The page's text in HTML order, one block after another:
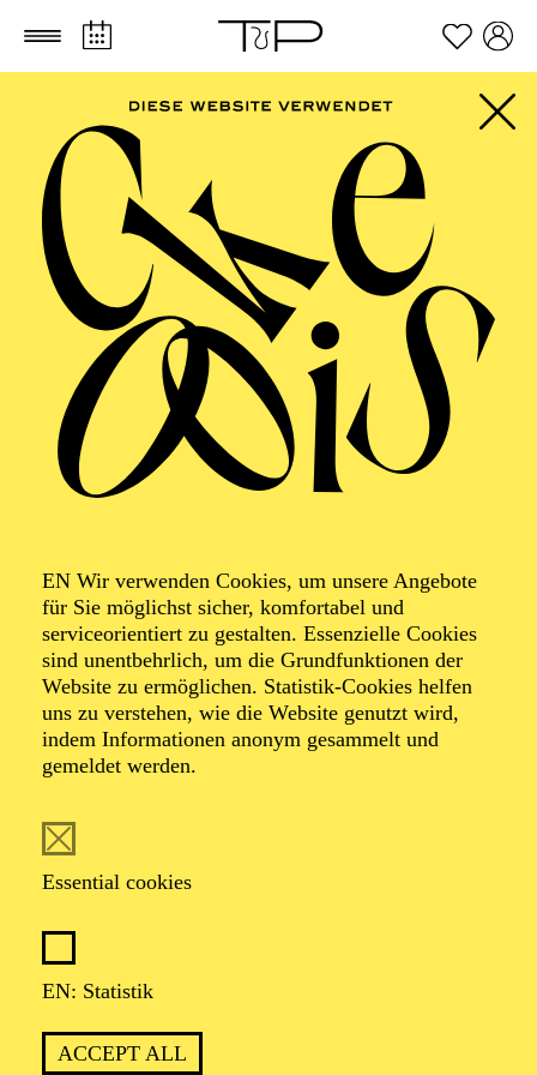
Zum Hauptinhalt springen Zum Footer springen
EN Wir verwenden Cookies, um unsere Angebote
für Sie möglichst sicher, komfortabel und
serviceorientiert zu gestalten. Essenzielle Cookies
sind unentbehrlich, um die Grundfunktionen der
Website zu ermöglichen. Statistik-Cookies helfen
uns zu verstehen, wie die Website genutzt wird,
indem Informationen anonym gesammelt und
gemeldet werden.
Essential cookies
EN: Statistik
ACCEPT ALL
FILTER
SEPTEMBER 2026
PHILHARMONIE ESSEN
Friday
11.09.2026
10:00 - 11:00
Alfried Krupp Saal
GUIDE TO THE ORCHESTRA I
Für Kinder ab 6 Jahren
FEW TICKETS
7,50€
Saturday
12.09.2026
PHILHARMONIE ENTDECKEN ·
THE YOUNG PERSON'S